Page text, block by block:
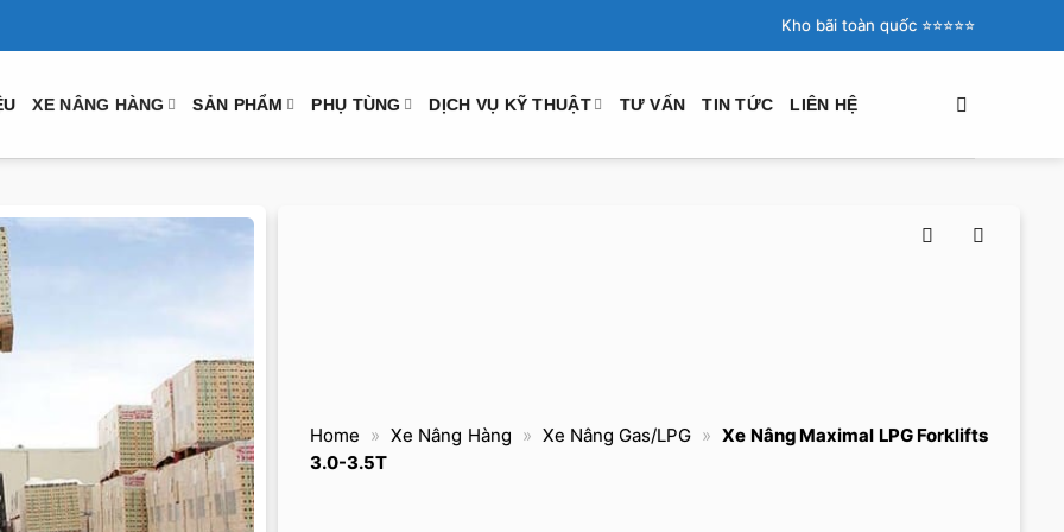
Kho bãi toàn quốc ⭐️⭐️⭐️⭐️⭐️
XE NÂNG HÀNG SẢN PHẨM PHỤ TÙNG DỊCH VỤ KỸ THUẬT TƯ VẤN TIN TỨC LIÊN HỆ
Home » Xe Nâng Hàng » Xe Nâng Gas/LPG » Xe Nâng Maximal LPG Forklifts
3.0-3.5T